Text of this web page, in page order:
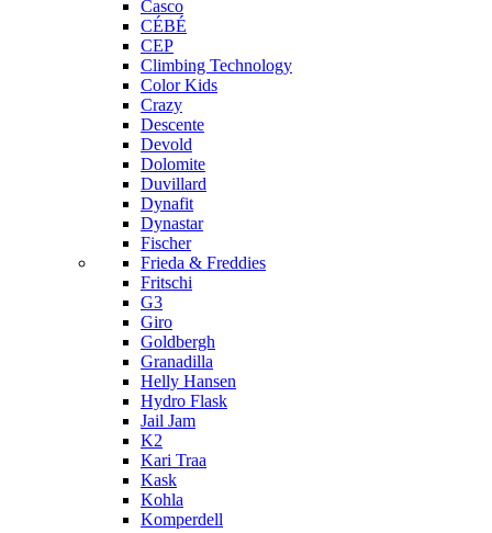
Casco
CÉBÉ
CEP
Climbing Technology
Color Kids
Crazy
Descente
Devold
Dolomite
Duvillard
Dynafit
Dynastar
Fischer
Frieda & Freddies
Fritschi
G3
Giro
Goldbergh
Granadilla
Helly Hansen
Hydro Flask
Jail Jam
K2
Kari Traa
Kask
Kohla
Komperdell